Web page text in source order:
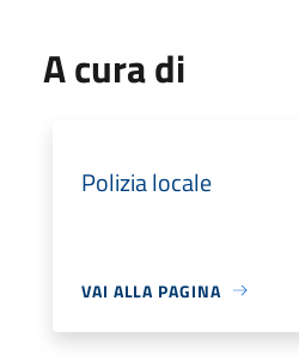
A cura di
Polizia locale
VAI ALLA PAGINA